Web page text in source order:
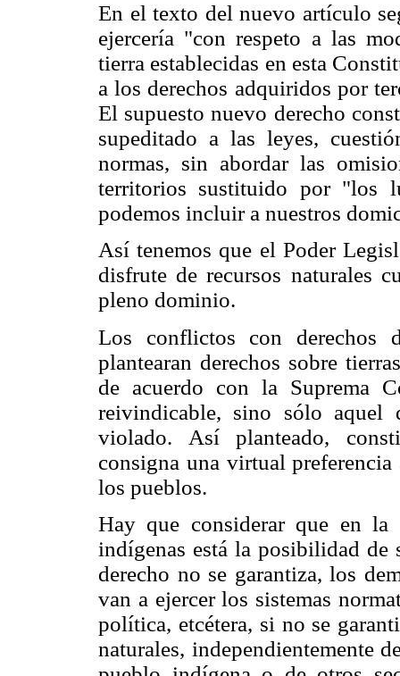
En el texto del nuevo artículo
ejercería "con respeto a las
tierra establecidas en esta
a los derechos adquiridos por
El supuesto nuevo derecho
supeditado a las leyes,
normas, sin abordar las
territorios sustituido por "los
podemos incluir a nuestros
Así tenemos que el Poder
disfrute de recursos naturales
pleno dominio.
Los conflictos con derechos
plantearan derechos sobre
de acuerdo con la Suprema
reivindicable, sino sólo aquel
violado. Así planteado,
consigna una virtual
los pueblos.
Hay que considerar que en
indígenas está la posibilidad
derecho no se garantiza, los
van a ejercer los sistemas
política, etcétera, si no se
naturales, independientemente